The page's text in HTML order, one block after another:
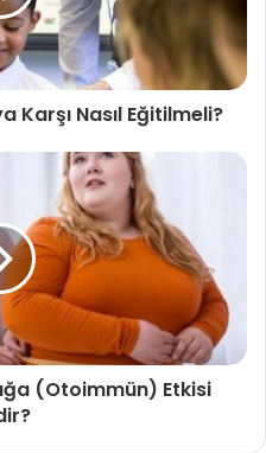
Karşı Nasıl Eğitilmeli?
(Otoimmün) Etkisi